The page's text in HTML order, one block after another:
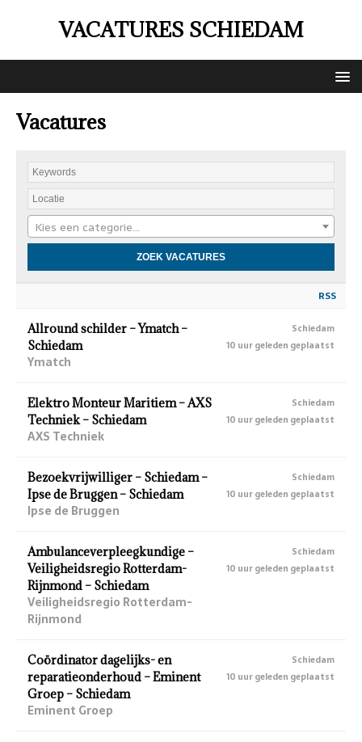
VACATURES SCHIEDAM
Vacatures
Kies een categorie…
RSS
Allround schilder – Ymatch –
Schiedam
Ymatch
Schiedam
10 uur geleden geplaatst
Elektro Monteur Maritiem – AXS
Techniek – Schiedam
AXS Techniek
Schiedam
10 uur geleden geplaatst
Bezoekvrijwilliger – Schiedam –
Ipse de Bruggen – Schiedam
Ipse de Bruggen
Schiedam
10 uur geleden geplaatst
Ambulanceverpleegkundige –
Veiligheidsregio Rotterdam-
Rijnmond – Schiedam
Veiligheidsregio Rotterdam-
Rijnmond
Schiedam
10 uur geleden geplaatst
Coördinator dagelijks- en
reparatieonderhoud – Eminent
Groep – Schiedam
Eminent Groep
Schiedam
10 uur geleden geplaatst